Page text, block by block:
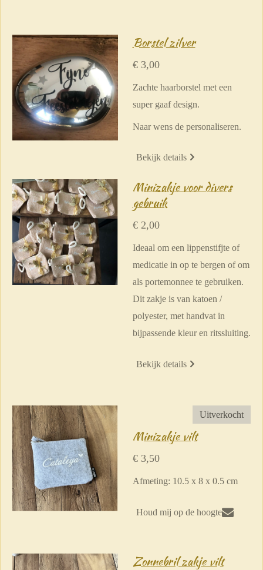
Borstel zilver
€ 3,00
Zachte haarborstel met een
super gaaf design.
Naar wens de personaliseren.
Bekijk details
Minizakje voor divers
gebruik
€ 2,00
Ideaal om een lippenstifjte of
medicatie in op te bergen of om
als portemonnee te gebruiken.
Dit zakje is van katoen /
polyester, met handvat in
bijpassende kleur en ritssluiting.
Bekijk details
Uitverkocht
Minizakje vilt
€ 3,50
Afmeting: 10.5 x 8 x 0.5 cm
Houd mij op de hoogte
Zonnebril zakje vilt